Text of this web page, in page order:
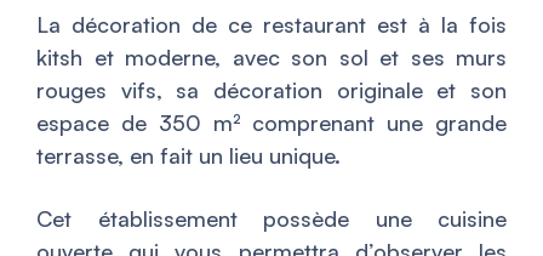
La décoration de ce restaurant est à la fois
kitsh et moderne, avec son sol et ses murs
rouges vifs, sa décoration originale et son
espace de 350 m² comprenant une grande
terrasse, en fait un lieu unique.
Cet établissement possède une cuisine
ouverte qui vous permettra d’observer les